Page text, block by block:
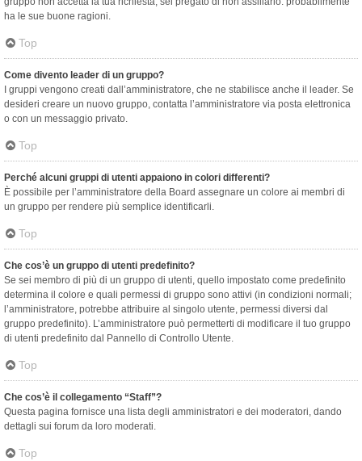
ha le sue buone ragioni.
Top
Come divento leader di un gruppo?
I gruppi vengono creati dall’amministratore, che ne stabilisce anche il leader. Se
desideri creare un nuovo gruppo, contatta l’amministratore via posta elettronica
o con un messaggio privato.
Top
Perché alcuni gruppi di utenti appaiono in colori differenti?
È possibile per l’amministratore della Board assegnare un colore ai membri di
un gruppo per rendere più semplice identificarli.
Top
Che cos’è un gruppo di utenti predefinito?
Se sei membro di più di un gruppo di utenti, quello impostato come predefinito
determina il colore e quali permessi di gruppo sono attivi (in condizioni normali;
l’amministratore, potrebbe attribuire al singolo utente, permessi diversi dal
gruppo predefinito). L’amministratore può permetterti di modificare il tuo gruppo
di utenti predefinito dal Pannello di Controllo Utente.
Top
Che cos’è il collegamento “Staff”?
Questa pagina fornisce una lista degli amministratori e dei moderatori, dando
dettagli sui forum da loro moderati.
Top